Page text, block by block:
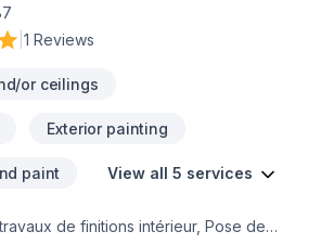
1 Reviews
or ceilings
Exterior painting
paint View all 5 services
de finitions intérieur, Pose de